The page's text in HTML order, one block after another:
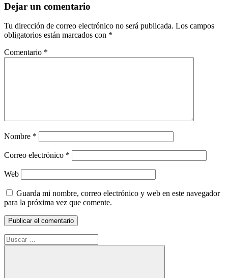
Dejar un comentario
Tu dirección de correo electrónico no será publicada. Los campos
obligatorios están marcados con *
Comentario *
Nombre *
Correo electrónico *
Web
Guarda mi nombre, correo electrónico y web en este navegador
para la próxima vez que comente.
Buscar: